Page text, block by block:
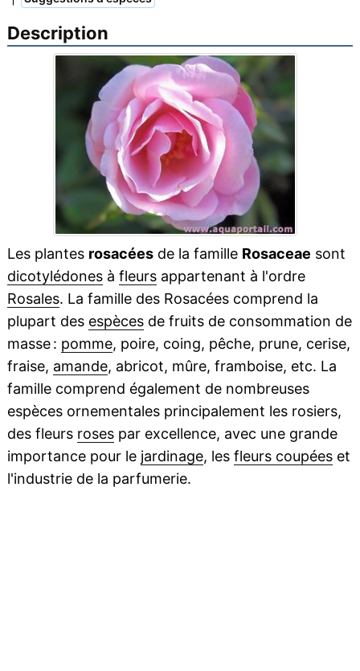
Description
Les plantes rosacéesde la famille Rosaceae sont
dicotylédonesà fleursappartenant à l'ordre
Rosales. La famille des Rosacées comprend la
plupart des espècesde fruits de consommation de
masse : pomme, poire, coing, pêche, prune, cerise,
fraise, amande, abricot, mûre, framboise, etc. La
famille comprend également de nombreuses
espèces ornementales principalement les rosiers,
des fleurs rosespar excellence, avec une grande
importance pour le jardinage, les fleurs coupéeset
l'industrie de la parfumerie.